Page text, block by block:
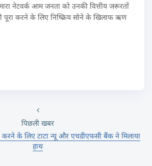
नेटवर्क आम जनता को उनकी वित्तीय जरूरतों
करने के लिए निष्क्रिय सोने के खिलाफ ऋण
पिछली खबर
करने के लिए टाटा न्यू और एचडीएफसी बैंक ने मिलाया
हाथ